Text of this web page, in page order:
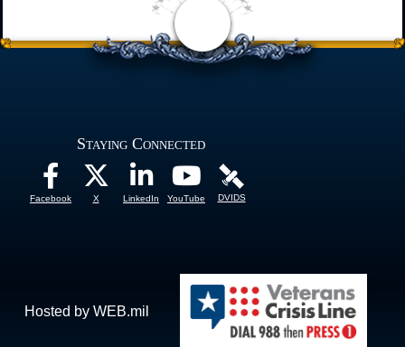
Staying Connected
Facebook X LinkedIn YouTube DVIDS
Hosted by WEB.mil